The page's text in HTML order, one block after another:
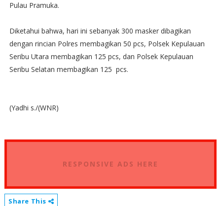
Pulau Pramuka.
Diketahui bahwa, hari ini sebanyak 300 masker dibagikan
dengan rincian Polres membagikan 50 pcs, Polsek Kepulauan
Seribu Utara membagikan 125 pcs, dan Polsek Kepulauan
Seribu Selatan membagikan 125 pcs.
(Yadhi s./(WNR)
RESPONSIVE ADS HERE
Share This